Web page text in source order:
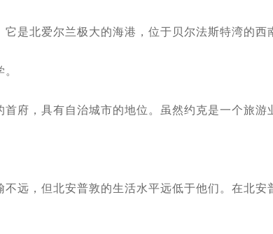
北爱尔兰极大的海港，位于贝尔法斯特湾的西
，具有自治城市的地位。虽然约克是一个旅游
，但北安普敦的生活水平远低于他们。在北安